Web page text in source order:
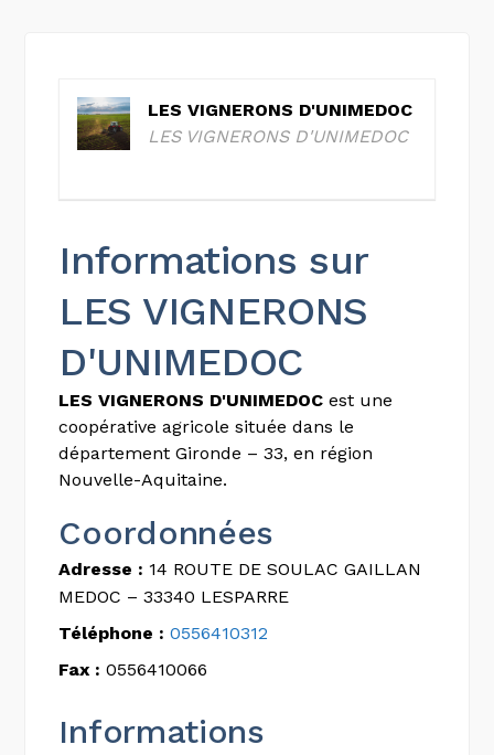
LES VIGNERONS D'UNIMEDOC
LES VIGNERONS D'UNIMEDOC
Informations sur
LES VIGNERONS
D'UNIMEDOC
LES VIGNERONS D'UNIMEDOC est une
coopérative agricole située dans le
département Gironde – 33, en région
Nouvelle-Aquitaine.
Coordonnées
Adresse : 14 ROUTE DE SOULAC GAILLAN
MEDOC – 33340 LESPARRE
Téléphone : 0556410312
Fax : 0556410066
Informations